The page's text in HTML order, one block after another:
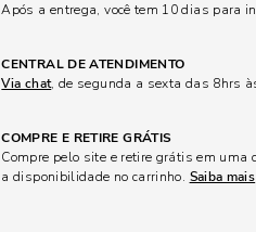
Após a entrega, você tem 10 dias para
CENTRAL DE ATENDIMENTO
Via chat, de segunda a sexta das 8hrs
COMPRE E RETIRE GRÁTIS
Compre pelo site e retire grátis em
a disponibilidade no carrinho. Saiba mais